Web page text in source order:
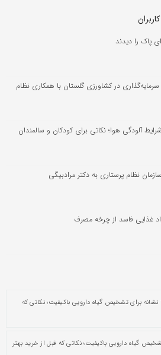
پاک را دیدند
در کشاورزی گلستان با همکاری نظام
آلودگی هوا؛ نکاتی برای کودکان و سالمندان
نظام پرستاری به دکتر مرادبیگی
۷ نشانه برای تشخیص گیاه دارویی باکیفیت؛ نکاتی که
گیاه دارویی باکیفیت؛ نکاتی که قبل از خرید بهتر